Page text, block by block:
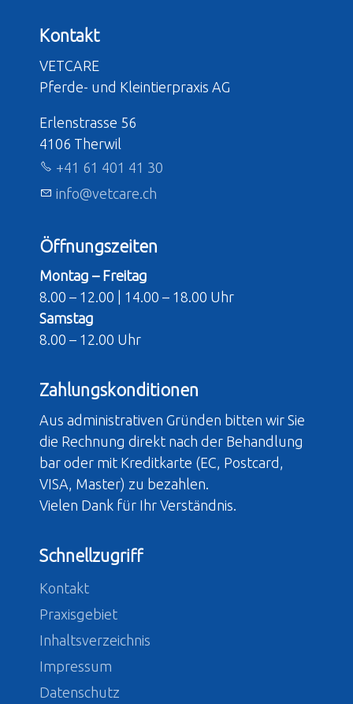
Kontakt
VETCARE
Pferde- und Kleintierpraxis AG
Erlenstrasse 56
4106 Therwil
+41 61 401 41 30
nf
v tc r ch
Öffnungszeiten
Montag – Freitag
8.00 – 12.00 | 14.00 – 18.00 Uhr
Samstag
8.00 – 12.00 Uhr
Zahlungskonditionen
Aus administrativen Gründen bitten wir Sie
die Rechnung direkt nach der Behandlung
bar oder mit Kreditkarte (EC, Postcard,
VISA, Master) zu bezahlen.
Vielen Dank für Ihr Verständnis.
Schnellzugriff
Kontakt
Praxisgebiet
Inhaltsverzeichnis
Impressum
Datenschutz